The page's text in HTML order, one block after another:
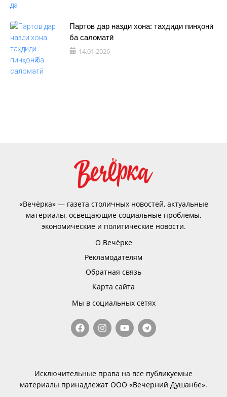
Партов дар назди хона: таҳдиди пинҳонӣ
ба саломатӣ
14.01.2026
«Вечёрка» — газета столичных новостей, актуальные
материалы, освещающие социальные проблемы,
экономические и политические новости.
О Вечёрке
Рекламодателям
Обратная связь
Карта сайта
Мы в социальных сетях
Исключительные права на все публикуемые
материалы принадлежат ООО «Вечерний Душанбе».